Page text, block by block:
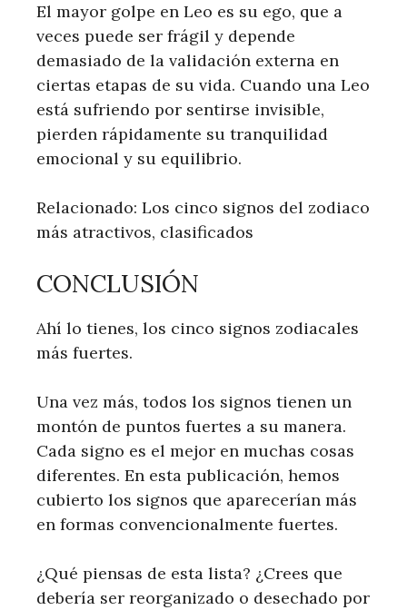
El mayor golpe en Leo es su ego, que a
veces puede ser frágil y depende
demasiado de la validación externa en
ciertas etapas de su vida. Cuando una Leo
está sufriendo por sentirse invisible,
pierden rápidamente su tranquilidad
emocional y su equilibrio.
Relacionado: Los cinco signos del zodiaco
más atractivos, clasificados
CONCLUSIÓN
Ahí lo tienes, los cinco signos zodiacales
más fuertes.
Una vez más, todos los signos tienen un
montón de puntos fuertes a su manera.
Cada signo es el mejor en muchas cosas
diferentes. En esta publicación, hemos
cubierto los signos que aparecerían más
en formas convencionalmente fuertes.
¿Qué piensas de esta lista? ¿Crees que
debería ser reorganizado o desechado por